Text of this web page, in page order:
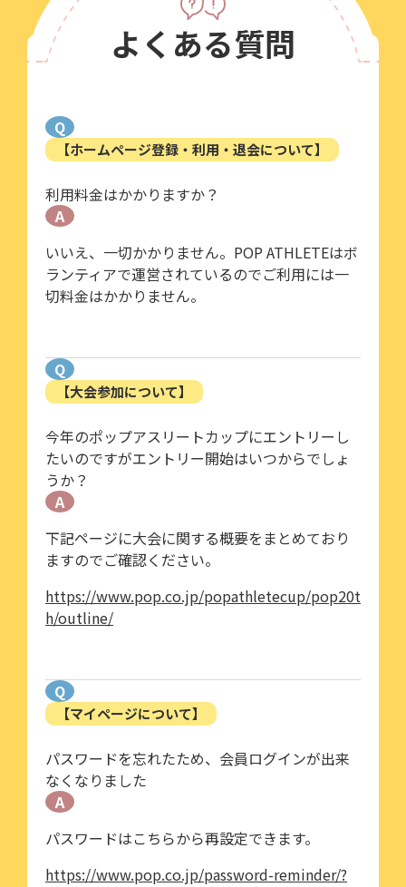
よくある質問
Q
【ホームページ登録・利用・退会について】
利用料金はかかりますか？
A
いいえ、一切かかりません。POP ATHLETEはボ
ランティアで運営されているのでご利用には一
切料金はかかりません。
Q
【大会参加について】
今年のポップアスリートカップにエントリーし
たいのですがエントリー開始はいつからでしょ
うか？
A
下記ページに大会に関する概要をまとめており
ますのでご確認ください。
https://www.pop.co.jp/popathletecup/pop20t
h/outline/
Q
【マイページについて】
パスワードを忘れたため、会員ログインが出来
なくなりました
A
パスワードはこちらから再設定できます。
https://www.pop.co.jp/password-reminder/?